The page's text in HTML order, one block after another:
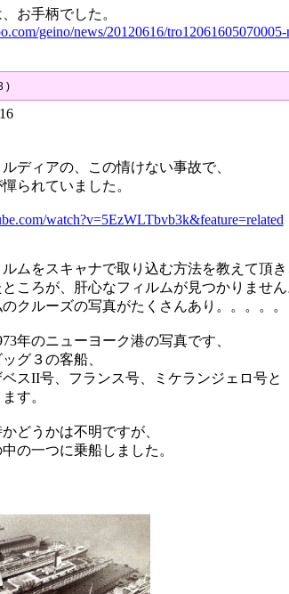
お手柄でした。
geino/news/20120616/
)
ディアの、この情けない事故で、
られていました。
watch?v=5EzWLTbvb3k&feature=related
ムをスキャナで取り込む方法を教えて頂き
ころが、肝心なフィルムが見つかりません
クルーズの写真がたくさんあり。。。。。
年のニューヨーク港の写真です、
グ３の客船、
スII号、フランス号、ミケランジェロ号と
す。
どうかは不明ですが、
の一つに乗船しました。